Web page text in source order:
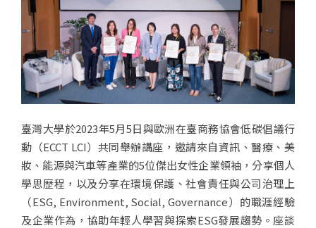
臺灣大學於2023年5月5日與歐洲在臺商務協會低碳倡議行
動（ECCT LCI）共同舉辦講座，邀請來自資訊、醫療、美
妝、能源與汽車等產業的5位傑出女性企業領袖，分享個人
學思歷程，以及分享在環境保護、社會責任與公司治理上
（ESG, Environment, Social, Governance）的職涯經驗
及企業作為，協助年輕人學習與探索ESG發展趨勢。座談